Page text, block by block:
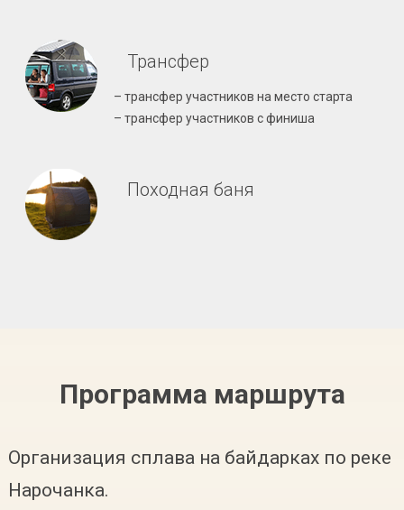
Трансфер
– трансфер участников на место старта
– трансфер участников с финиша
Походная баня
Программа маршрута
Организация сплава на байдарках по реке
Нарочанка.